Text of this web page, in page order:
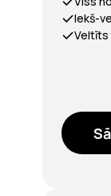
Iekš-
Veltīts